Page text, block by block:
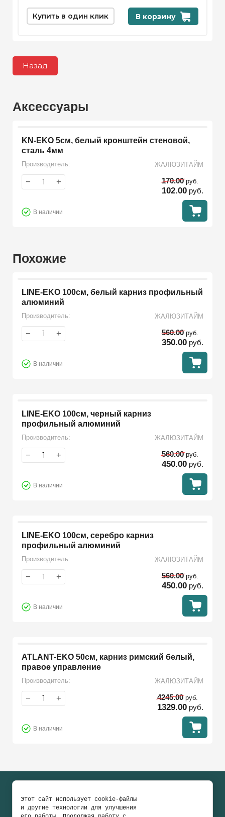
В корзину
Купить в один клик
Назад
Аксессуары
KN-EKO 5см, белый кронштейн стеновой,
сталь 4мм
Производитель: ЖАЛЮЗИТАЙМ
− + 170.00руб.
102.00 руб.
В наличии
Похожие
LINE-EKO 100см, белый карниз профильный
алюминий
Производитель: ЖАЛЮЗИТАЙМ
− + 560.00руб.
350.00 руб.
В наличии
LINE-EKO 100см, черный карниз
профильный алюминий
Производитель: ЖАЛЮЗИТАЙМ
− + 560.00руб.
450.00 руб.
В наличии
LINE-EKO 100см, серебро карниз
профильный алюминий
Производитель: ЖАЛЮЗИТАЙМ
− + 560.00руб.
450.00 руб.
В наличии
ATLANT-EKO 50см, карниз римский белый,
правое управление
Производитель: ЖАЛЮЗИТАЙМ
− + 4245.00руб.
1329.00 руб.
В наличии
Перепечатка, а равно использование материалов с данного сайта,
разрешена только по согласию с владельцем. Торговая марка FOROOM
зарегистрирована согласно российскому и международному
Этот сайт использует cookie-файлы
и другие технологии для улучшения